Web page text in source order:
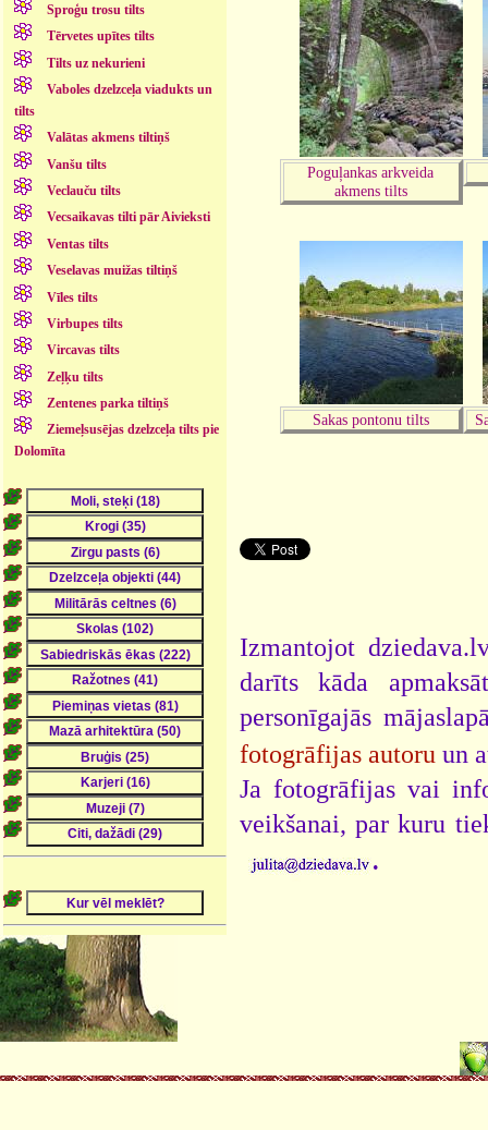
Sproģu trosu tilts
Tērvetes upītes tilts
Tilts uz nekurieni
Vaboles dzelzceļa viadukts un
tilts
Valātas akmens tiltiņš
Vanšu tilts
Veclauču tilts
Vecsaikavas tilti pār Aivieksti
Ventas tilts
Veselavas muižas tiltiņš
Vīles tilts
Virbupes tilts
Vircavas tilts
Zeļķu tilts
Zentenes parka tiltiņš
Ziemeļsusējas dzelzceļa tilts pie
Dolomīta
Poguļankas arkveida
akmens tilts
Sakas pontonu tilts
Izmantojot
darīts kāda
personīgajās
fotogrāfijas autoru un
Ja fotogrāfijas vai
veikšanai, par kuru
.